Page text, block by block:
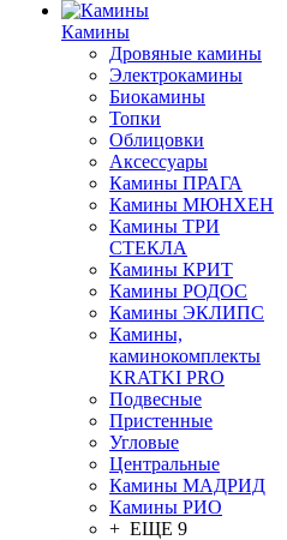
Камины
Дровяные камины
Электрокамины
Биокамины
Топки
Облицовки
Аксессуары
Камины ПРАГА
Камины МЮНХЕН
Камины ТРИ
СТЕКЛА
Камины КРИТ
Камины РОДОС
Камины ЭКЛИПС
Камины,
каминокомплекты
KRATKI PRO
Подвесные
Пристенные
Угловые
Центральные
Камины МАДРИД
Камины РИО
+ ЕЩЕ 9